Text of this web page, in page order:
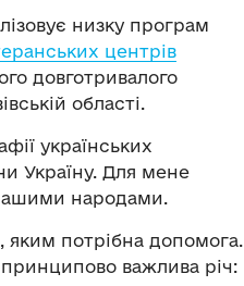
низку програм
центрів
довготривалого
області.
українських
Україну. Для мене
народами.
потрібна допомога.
принципово важлива річ: